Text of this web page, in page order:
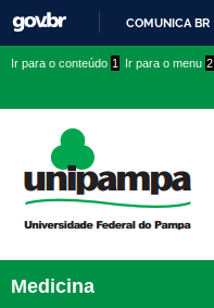
COMUNICA BR
conteúdo
menu
superior
menu
Ir para o conteúdo 1 Ir para o menu 2
Medicina
para